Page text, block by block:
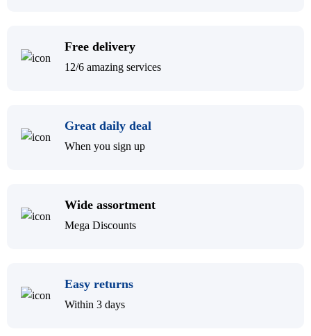
Free delivery
12/6 amazing services
Great daily deal
When you sign up
Wide assortment
Mega Discounts
Easy returns
Within 3 days